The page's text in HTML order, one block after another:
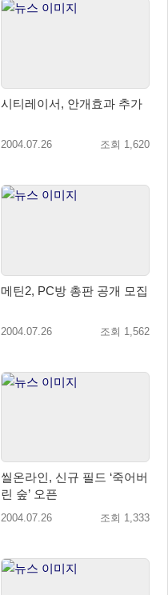
시티레이서, 안개효과 추가
2004.07.26 조회 1,620
메틴2, PC방 총판 공개 모집
2004.07.26 조회 1,562
씰온라인, 신규 필드 ‘죽어버
린 숲’ 오픈
2004.07.26 조회 1,333